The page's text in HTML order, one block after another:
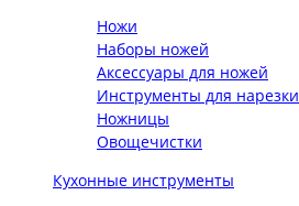
Ножи
Наборы ножей
Аксессуары для ножей
Инструменты для нарезки
Ножницы
Овощечистки
Кухонные инструменты